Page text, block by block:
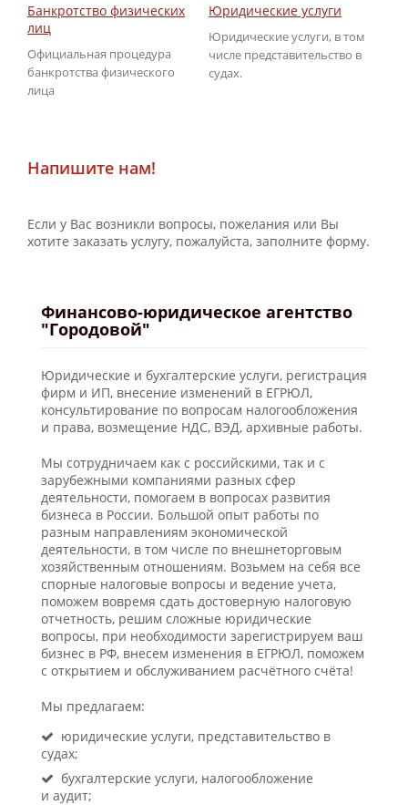
Банкротство физических
лиц
Официальная процедура
банкротства физического
лица
Юридические услуги
Юридические услуги, в том
числе представительство в
судах.
Напишите нам!
Если у Вас возникли вопросы, пожелания или Вы
хотите заказать услугу, пожалуйста, заполните форму.
Финансово-юридическое агентство
"Городовой"
Юридические и бухгалтерские услуги, регистрация
фирм и ИП, внесение изменений в ЕГРЮЛ,
консультирование по вопросам налогообложения
и права, возмещение НДС, ВЭД, архивные работы.
Мы сотрудничаем как с российскими, так и с
зарубежными компаниями разных сфер
деятельности, помогаем в вопросах развития
бизнеса в России. Большой опыт работы по
разным направлениям экономической
деятельности, в том числе по внешнеторговым
хозяйственным отношениям. Возьмем на себя все
спорные налоговые вопросы и ведение учета,
поможем вовремя сдать достоверную налоговую
отчетность, решим сложные юридические
вопросы, при необходимости зарегистрируем ваш
бизнес в РФ, внесем изменения в ЕГРЮЛ, поможем
с открытием и обслуживанием расчётного счёта!
Мы предлагаем:
юридические услуги, представительство в
судах;
бухгалтерские услуги, налогообложение
и аудит;